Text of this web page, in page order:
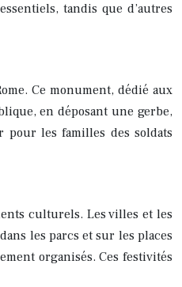
tandis que d’autres
Ce monument, dédié aux
en déposant une gerbe,
les familles des soldats
culturels. Les villes et les
les parcs et sur les places
organisés. Ces festivités